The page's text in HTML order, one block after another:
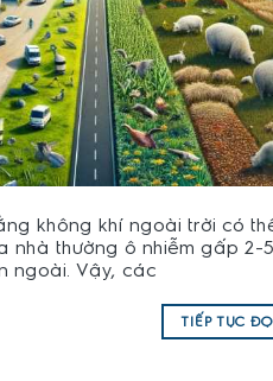
không khí ngoài trời có
nhà thường ô nhiễm gấp
ngoài. Vậy, các
TIẾP TỤC